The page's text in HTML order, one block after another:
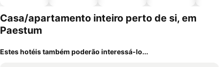
Casa/apartamento inteiro perto de si, em
Paestum
Estes hotéis também poderão interessá-lo...